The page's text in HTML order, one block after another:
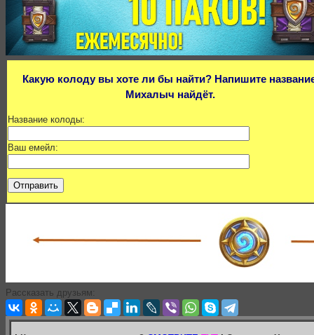
Какую колоду вы хоте ли бы найти? Напишите
Михалыч найдёт.
Название колоды:
Ваш емейл:
Рассказать друзьям: